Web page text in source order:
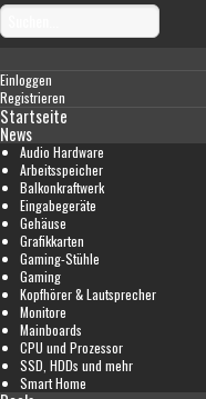
Einloggen
Registrieren
Startseite
News
Audio Hardware
Arbeitsspeicher
Balkonkraftwerk
Eingabegeräte
Gehäuse
Grafikkarten
Gaming-Stühle
Gaming
Kopfhörer & Lautsprecher
Monitore
Mainboards
CPU und Prozessor
SSD, HDDs und mehr
Smart Home